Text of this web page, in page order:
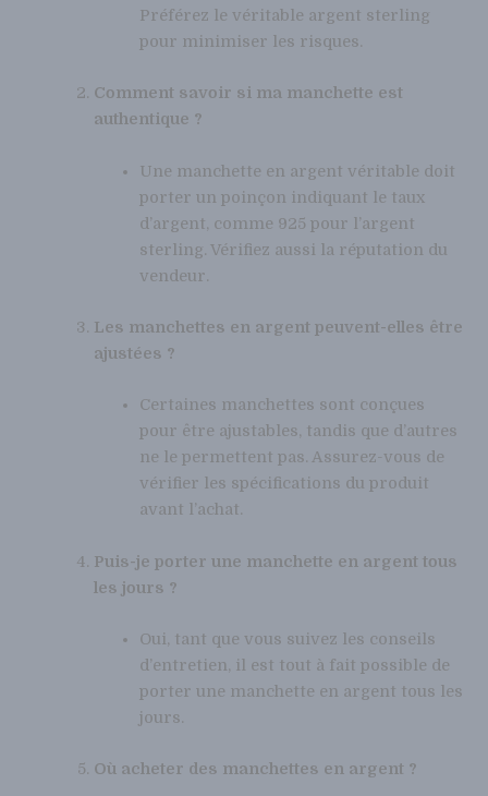
Préférez le véritable argent sterling
pour minimiser les risques.
Comment savoir si ma manchette est
authentique ?
Une manchette en argent véritable doit
porter un poinçon indiquant le taux
d’argent, comme 925 pour l’argent
sterling. Vérifiez aussi la réputation du
vendeur.
Les manchettes en argent peuvent-elles être
ajustées ?
Certaines manchettes sont conçues
pour être ajustables, tandis que d’autres
ne le permettent pas. Assurez-vous de
vérifier les spécifications du produit
avant l’achat.
Puis-je porter une manchette en argent tous
les jours ?
Oui, tant que vous suivez les conseils
d’entretien, il est tout à fait possible de
porter une manchette en argent tous les
jours.
Où acheter des manchettes en argent ?